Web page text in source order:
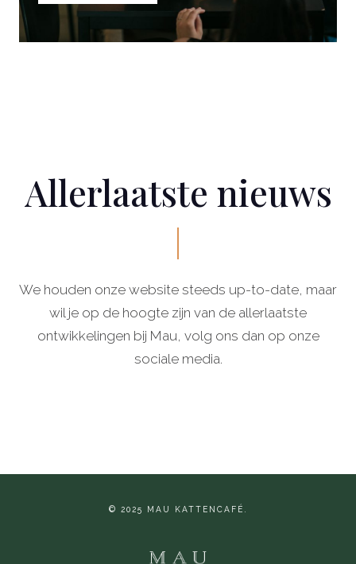
Allerlaatste nieuws
We houden onze website steeds up-to-date, maar
wil je op de hoogte zijn van de allerlaatste
ontwikkelingen bij Mau, volg ons dan op onze
sociale media.
© 2025 MAU KATTENCAFÉ.